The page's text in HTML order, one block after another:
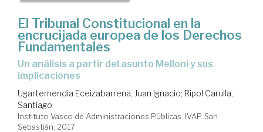
El Tribunal Constitucional en la
encrucijada europea de los Derechos
Fundamentales
un análisis a partir del asunto Melloni y sus
implicaciones
Ugartemendia Eceizabarrena, Juan Ignacio; Ripol Carulla,
Santiago
Instituto Vasco de Administraciones Públicas. IVAP. San
Sebastián, 2017